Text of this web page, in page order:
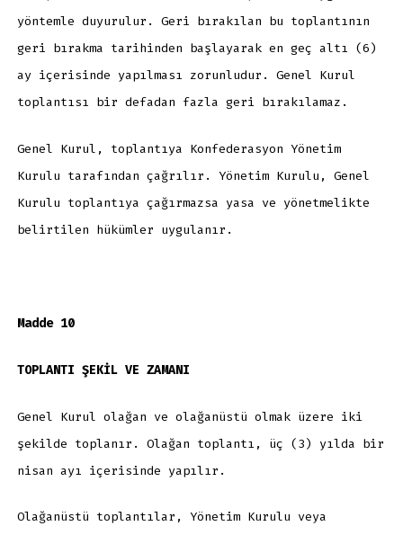
yöntemle duyurulur. Geri bırakılan bu toplantının
geri bırakma tarihinden başlayarak en geç altı (6)
ay içerisinde yapılması zorunludur. Genel Kurul
toplantısı bir defadan fazla geri bırakılamaz.
Genel Kurul, toplantıya Konfederasyon Yönetim
Kurulu tarafından çağrılır. Yönetim Kurulu, Genel
Kurulu toplantıya çağırmazsa yasa ve yönetmelikte
belirtilen hükümler uygulanır.
Madde 10
TOPLANTI ŞEKİL VE ZAMANI
Genel Kurul olağan ve olağanüstü olmak üzere iki
şekilde toplanır. Olağan toplantı, üç (3) yılda bir
nisan ayı içerisinde yapılır.
Olağanüstü toplantılar, Yönetim Kurulu veya